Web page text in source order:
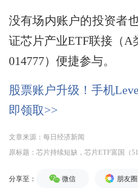
没有场内账户的投资者
证芯片产业ETF联接（A
014777）便捷参与。
股票账户升级！手机
即领取>>
文章来源：每日经济新闻
原标题：芯片持续短缺，芯片ETF富国（
分享至： 微信 朋友圈